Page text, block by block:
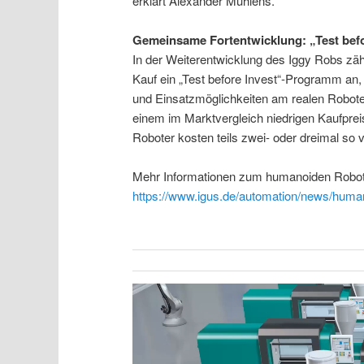
Gemeinsame Fortentwicklung: „Test
In der Weiterentwicklung des Iggy Robs
Kauf ein „Test before Invest“-Programm
und Einsatzmöglichkeiten am realen
einem im Marktvergleich niedrigen
Roboter kosten teils zwei- oder dreimal so
Mehr Informationen zum humanoiden
https://www.igus.de/automation/news/